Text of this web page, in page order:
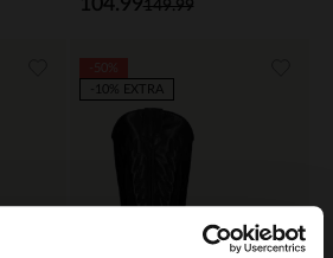
149.99
104.99
-10% EXTRA